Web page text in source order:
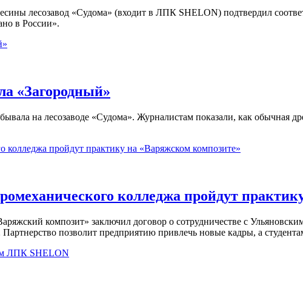
лесозавод «Судома» (входит в ЛПК SHELON) подтвердил
в России».
«Загородный»
на лесозаводе «Судома». Журналистам показали, как обычная
колледжа пройдут
композит» заключил договор о сотрудничестве с
позволит предприятию привлечь новые кадры, а